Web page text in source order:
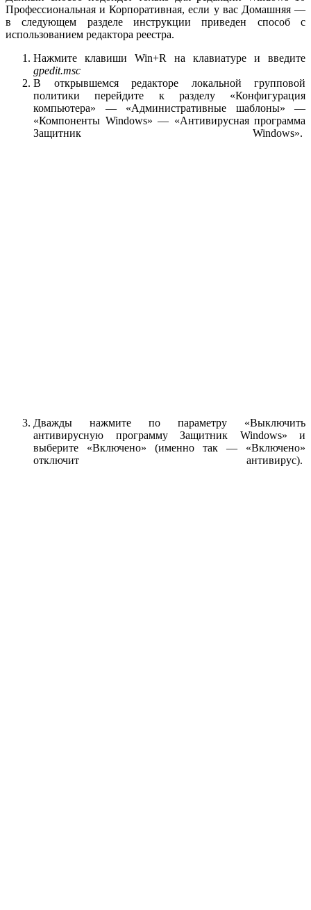
Профессиональная и Корпоративная, если у вас Домашняя —
в следующем разделе инструкции приведен способ с
использованием редактора реестра.
Нажмите клавиши Win+R на клавиатуре и введите
gpedit.msc
В открывшемся редакторе локальной групповой
политики перейдите к разделу «Конфигурация
компьютера» — «Административные шаблоны» —
«Компоненты Windows» — «Антивирусная программа
Защитник Windows».
Дважды нажмите по параметру «Выключить
антивирусную программу Защитник Windows» и
выберите «Включено» (именно так — «Включено»
отключит антивирус).